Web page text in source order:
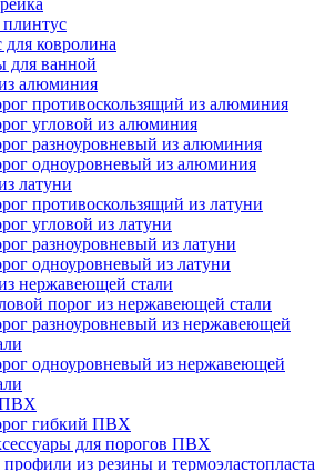
ковролина
для ванной
алюминия
противоскользящий из алюминия
угловой из алюминия
разноуровневый из алюминия
одноуровневый из алюминия
латуни
противоскользящий из латуни
угловой из латуни
разноуровневый из латуни
одноуровневый из латуни
нержавеющей стали
порог из нержавеющей стали
разноуровневый из нержавеющей
одноуровневый из нержавеющей
ПВХ
гибкий ПВХ
для порогов ПВХ
из резины и термоэластопласта